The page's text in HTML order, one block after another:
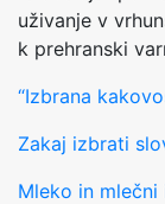
uživanje v
k prehranski
“Izbrana
Zakaj izbrati
Mleko in mlečni